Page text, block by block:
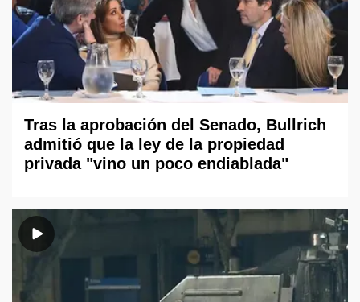
Tras la aprobación del Senado, Bullrich
admitió que la ley de la propiedad
privada "vino un poco endiablada"